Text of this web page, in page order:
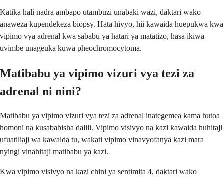
Katika hali nadra ambapo utambuzi unabaki wazi, daktari wako
anaweza kupendekeza biopsy. Hata hivyo, hii kawaida huepukwa kwa
vipimo vya adrenal kwa sababu ya hatari ya matatizo, hasa ikiwa
uvimbe unageuka kuwa pheochromocytoma.
Matibabu ya vipimo vizuri vya tezi za
adrenal ni nini?
Matibabu ya vipimo vizuri vya tezi za adrenal inategemea kama hutoa
homoni na kusababisha dalili. Vipimo visivyo na kazi kawaida huhitaji
ufuatiliaji wa kawaida tu, wakati vipimo vinavyofanya kazi mara
nyingi vinahitaji matibabu ya kazi.
Kwa vipimo visivyo na kazi chini ya sentimita 4, daktari wako